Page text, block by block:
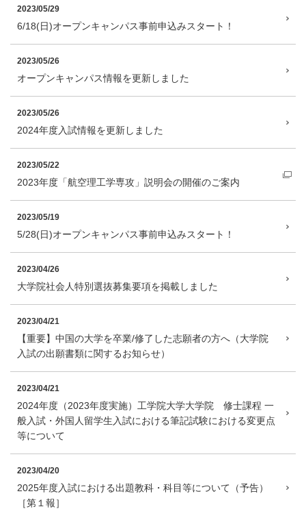
2023/05/29
6/18(日)オープンキャンパス事前申込みスタート！
2023/05/26
オープンキャンパス情報を更新しました
2023/05/26
2024年度入試情報を更新しました
2023/05/22
2023年度「航空理工学専攻」説明会の開催のご案内
2023/05/19
5/28(日)オープンキャンパス事前申込みスタート！
2023/04/26
大学院社会人特別選抜募集要項を掲載しました
2023/04/21
【重要】中国の大学を卒業/修了した志願者の方へ（大学院
入試の出願書類に関するお知らせ）
2023/04/21
2024年度（2023年度実施）工学院大学大学院 修士課程 一
般入試・外国人留学生入試における筆記試験における変更点
等について
2023/04/20
2025年度入試における出題教科・科目等について（予告）
［第１報］